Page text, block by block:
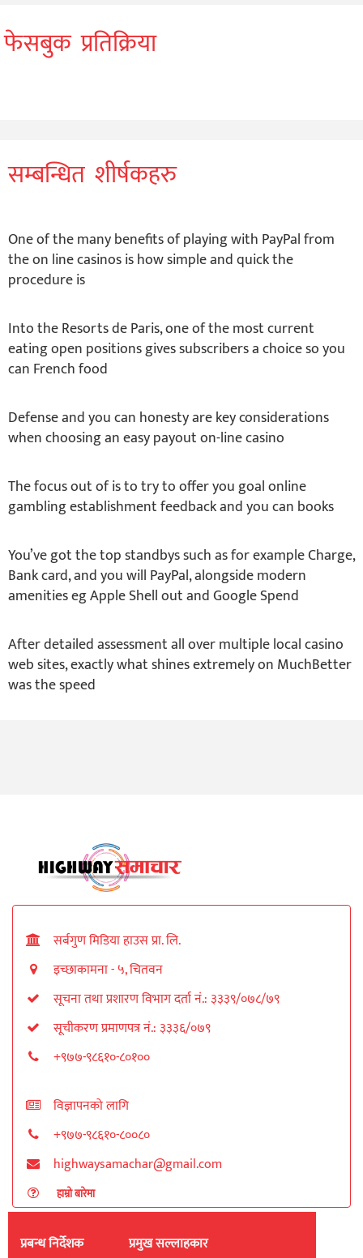
फेसबुक प्रतिक्रिया
सम्बन्धित शीर्षकहरु
One of the many benefits of playing with PayPal from
the on line casinos is how simple and quick the
procedure is
Into the Resorts de Paris, one of the most current
eating open positions gives subscribers a choice so you
can French food
Defense and you can honesty are key considerations
when choosing an easy payout on-line casino
The focus out of is to try to offer you goal online
gambling establishment feedback and you can books
You’ve got the top standbys such as for example Charge,
Bank card, and you will PayPal, alongside modern
amenities eg Apple Shell out and Google Spend
After detailed assessment all over multiple local casino
web sites, exactly what shines extremely on MuchBetter
was the speed
सर्बगुण मिडिया हाउस प्रा. लि.
इच्छाकामना - ५, चितवन
सूचना तथा प्रशारण विभाग दर्ता नं.: ३३३९/०७८/७९
सूचीकरण प्रमाणपत्र नं.: ३३३६/०७९
+९७७-९८६१०-८०१००
विज्ञापनको लागि
+९७७-९८६१०-८००८०
highwaysamachar@gmail.com
हाम्रो बारेमा
प्रबन्ध निर्देशक
प्रमुख सल्लाहकार